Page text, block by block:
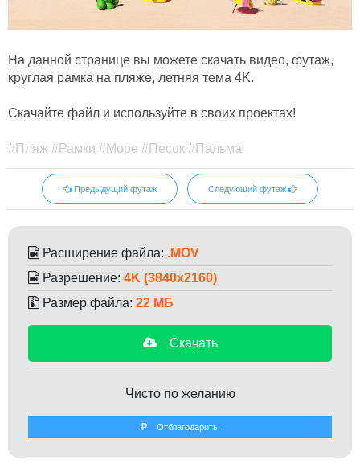
На данной странице вы можете скачать видео, футаж,
круглая рамка на пляже, летняя тема 4K.
Скачайте файл и используйте в своих проектах!
#Пляж #Рамки #Море #Песок #Пальма
Предыдущий футаж Следующий футаж
Расширение файла: .MOV
Разрешение: 4K (3840x2160)
Размер файла: 22 МБ
Скачать
Чисто по желанию
Отблагодарить.